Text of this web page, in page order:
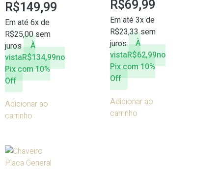
R$149,99
Em até 6x de
R$25,00sem
juros
À
vistaR$134,99no
Pix com 10%
Off
Adicionar ao
carrinho
R$69,99
Em até 3x de
R$23,33sem
juros
À
vistaR$62,99no
Pix com 10%
Off
Adicionar ao
carrinho